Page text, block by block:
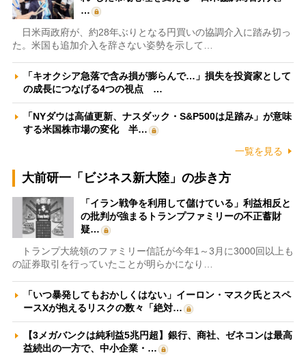
…
日米両政府が、約28年ぶりとなる円買いの協調介入に踏み切っ
た。米国も追加介入を辞さない姿勢を示して…
「キオクシア急落で含み損が膨らんで…」損失を投資家として
の成長につなげる4つの視点 …
「NYダウは高値更新、ナスダック・S&P500は足踏み」が意味
する米国株市場の変化 半…
一覧を見る
大前研一「ビジネス新大陸」の歩き方
「イラン戦争を利用して儲けている」利益相反と
の批判が強まるトランプファミリーの不正蓄財
疑…
トランプ大統領のファミリー信託が今年1～3月に3000回以上も
の証券取引を行っていたことが明らかになり…
「いつ暴発してもおかしくはない」イーロン・マスク氏とスペ
ースXが抱えるリスクの数々「絶対…
【3メガバンクは純利益5兆円超】銀行、商社、ゼネコンは最高
益続出の一方で、中小企業・…